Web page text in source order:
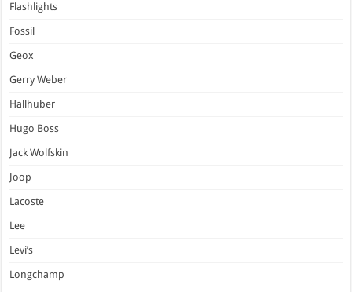
Flashlights
Fossil
Geox
Gerry Weber
Hallhuber
Hugo Boss
Jack Wolfskin
Joop
Lacoste
Lee
Levi’s
Longchamp